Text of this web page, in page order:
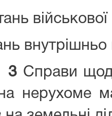
внутрішньо
3 Справи
нерухоме